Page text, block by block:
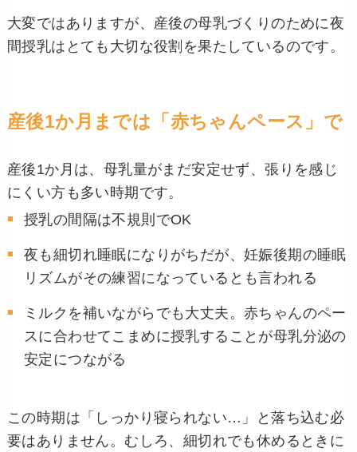
大変ではありますが、産後の母乳づくりのために夜
間授乳はとても大切な役割を果たしているのです。
産後1か月までは「赤ちゃんペース」で
産後1か月は、母乳量がまだ安定せず、張りを感じ
にくい方も多い時期です。
授乳の間隔は不規則でOK
夜も細切れ睡眠になりがちだが、妊娠後期の睡眠
リズムがその練習になっているとも言われる
ミルクを補いながらでも大丈夫。赤ちゃんのペー
スに合わせてこまめに授乳することが母乳分泌の
安定につながる
この時期は「しっかり寝られない…」と落ち込む必
要はありません。むしろ、細切れでも休めるときに